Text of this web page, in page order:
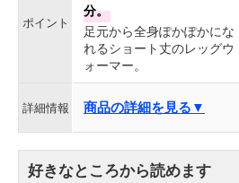
ポイント
分。
足元から全身ぽかぽかにな
れるショート丈のレッグウ
ォーマー。
詳細情報 商品の詳細を見る▼